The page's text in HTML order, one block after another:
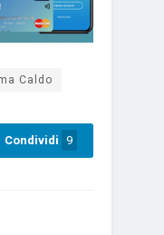
Caldo
Condividi 9